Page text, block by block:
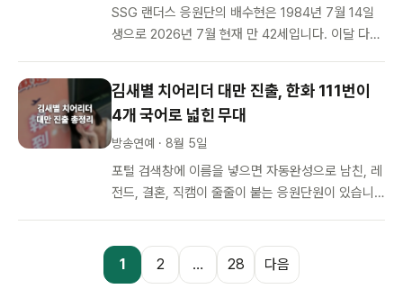
SSG 랜더스 응원단의 배수현은 1984년 7월 14일
생으로 2026년 7월 현재 만 42세입니다. 이달 다시
김새별 치어리더 대만 진출, 한화 111번이
4개 국어로 넓힌 무대
방송연예 · 8월 5일
포털 검색창에 이름을 넣으면 자동완성으로 남친, 레
전드, 결혼, 직캠이 줄줄이 붙는 응원단원이 있습니
1 2 … 28 다음